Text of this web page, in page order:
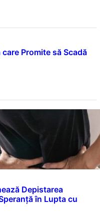
Promite să Scadă
Depistarea
în Lupta cu